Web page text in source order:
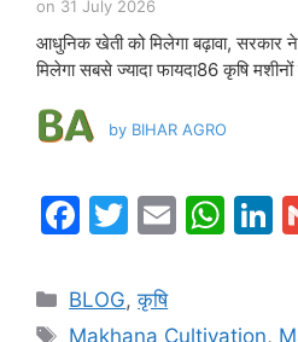
on 31 July 2026
आधुनिक खेती को मिलेगा बढ़ावा, सरकार
मिलेगा सबसे ज्यादा फायदा86 कृषि
by BIHAR AGRO
F
c
e
T
itt
er
E
l
W
s
e
BLOG,कृषि
Makhana Cultivation,